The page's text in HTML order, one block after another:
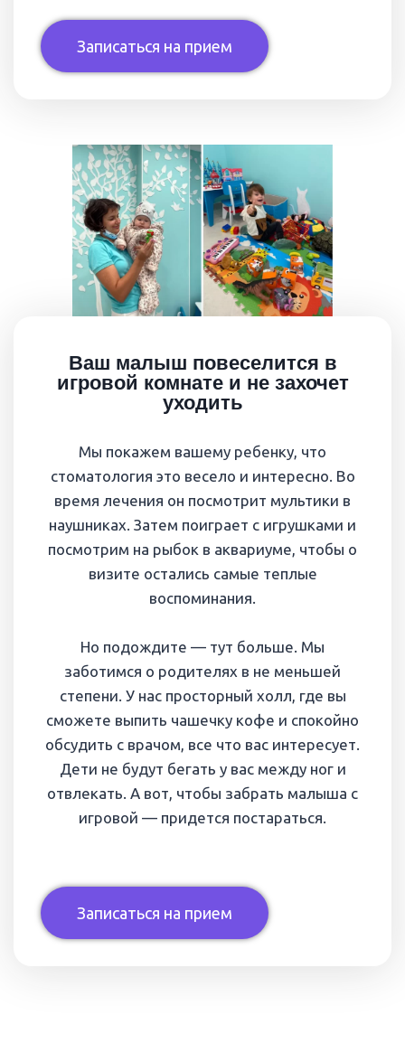
Записаться на прием
Ваш малыш повеселится в
игровой комнате и не захочет
уходить
Мы покажем вашему ребенку, что
стоматология это весело и интересно. Во
время лечения он посмотрит мультики в
наушниках. Затем поиграет с игрушками и
посмотрим на рыбок в аквариуме, чтобы о
визите остались самые теплые
воспоминания.
Но подождите — тут больше. Мы
заботимся о родителях в не меньшей
степени. У нас просторный холл, где вы
сможете выпить чашечку кофе и спокойно
обсудить с врачом, все что вас интересует.
Дети не будут бегать у вас между ног и
отвлекать. А вот, чтобы забрать малыша с
игровой — придется постараться.
Записаться на прием